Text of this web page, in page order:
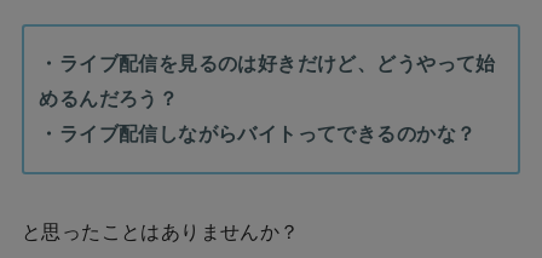
・ライブ配信を見るのは好きだけど、どうやって始
めるんだろう？
・ライブ配信しながらバイトってできるのかな？
と思ったことはありませんか？